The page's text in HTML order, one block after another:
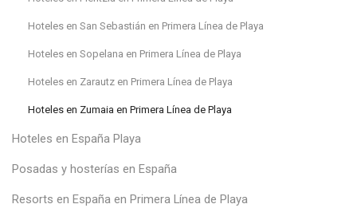
Hoteles en San Sebastián en Primera Línea de Playa
Hoteles en Sopelana en Primera Línea de Playa
Hoteles en Zarautz en Primera Línea de Playa
Hoteles en Zumaia en Primera Línea de Playa
Hoteles en España Playa
Posadas y hosterías en España
Resorts en España en Primera Línea de Playa